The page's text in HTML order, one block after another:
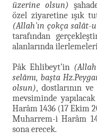
üzerine olsun)
özel ziyaretine ışık
(Allah'ın çokça salât-
tarafından
alanlarında
Pâk Ehlibeyt’in
selâmı, başta
olsun), dostlarının
mevsiminde
Harâm 1436 (17 Ekim
Muharrem-i Harâm
sona erecek.